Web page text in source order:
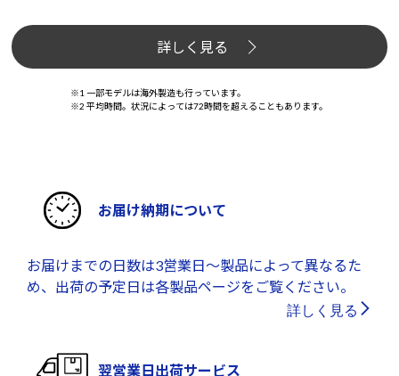
詳しく見る
※1 一部モデルは海外製造も行っています。
※2 平均時間。状況によっては72時間を超えることもあります。
お届け納期について
お届けまでの日数は3営業日～製品によって異なるた
め、出荷の予定日は各製品ページをご覧ください。
詳しく見る
翌営業日出荷サービス